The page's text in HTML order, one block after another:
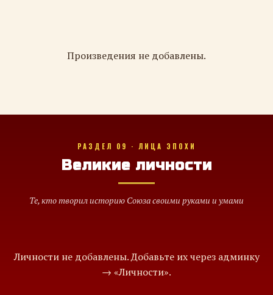
Произведения не добавлены.
РАЗДЕЛ 09 · ЛИЦА ЭПОХИ
Великие личности
Те, кто творил историю Союза своими руками и умами
Личности не добавлены. Добавьте их через админку
→ «Личности».